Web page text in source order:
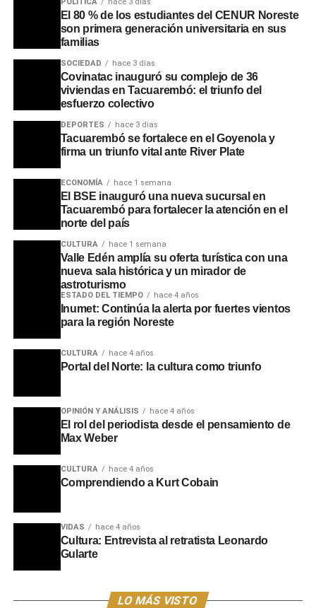
encuentro.
Portal del Norte
POLÍTICA hace 3 días
El 80 % de los estudiantes del CENUR Noreste
son primera generación universitaria en sus
familias
SOCIEDAD hace 3 días
Covinatac inauguró su complejo de 36
viviendas en Tacuarembó: el triunfo del
esfuerzo colectivo
DEPORTES hace 3 días
Tacuarembó se fortalece en el Goyenola y
firma un triunfo vital ante River Plate
ECONOMÍA hace 1 semana
El BSE inauguró una nueva sucursal en
Tacuarembó para fortalecer la atención en el
norte del país
CULTURA hace 1 semana
Valle Edén amplía su oferta turística con una
nueva sala histórica y un mirador de
astroturismo
ESTADO DEL TIEMPO hace 4 años
Inumet: Continúa la alerta por fuertes vientos
para la región Noreste
CULTURA hace 4 años
Portal del Norte: la cultura como triunfo
OPINIÓN Y ANÁLISIS hace 4 años
El rol del periodista desde el pensamiento de
Max Weber
CULTURA hace 4 años
Comprendiendo a Kurt Cobain
VIDAS hace 4 años
Cultura: Entrevista al retratista Leonardo
Gularte
LO MÁS VISTO